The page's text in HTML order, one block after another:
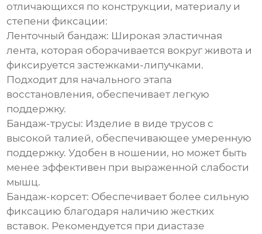
отличающихся по конструкции, материалу и
степени фиксации:
Ленточный бандаж: Широкая эластичная
лента, которая оборачивается вокруг живота и
фиксируется застежками-липучками.
Подходит для начального этапа
восстановления, обеспечивает легкую
поддержку.
Бандаж-трусы: Изделие в виде трусов с
высокой талией, обеспечивающее умеренную
поддержку. Удобен в ношении, но может быть
менее эффективен при выраженной слабости
мышц.
Бандаж-корсет: Обеспечивает более сильную
фиксацию благодаря наличию жестких
вставок. Рекомендуется при диастазе